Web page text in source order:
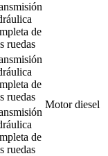
Motor diesel
de
ruedas
de
ruedas
de
ruedas